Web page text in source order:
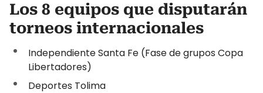
Los 8 equipos que disputarán
torneos internacionales
Independiente Santa Fe (Fase de grupos Copa
Libertadores)
Deportes Tolima